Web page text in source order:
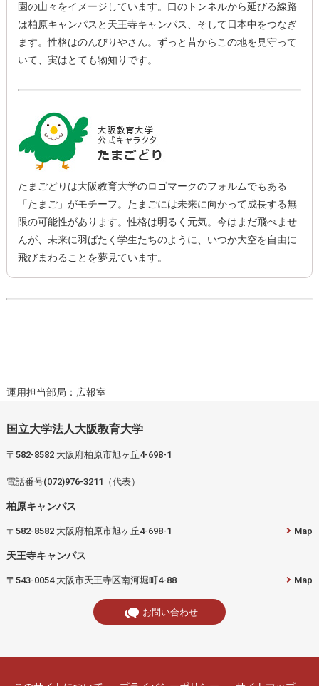
園の山々をイメージしています。口のトンネルから延びる線路
は柏原キャンパスと天王寺キャンパス、そして日本中をつなぎ
ます。性格はのんびりやさん。ずっと昔からこの地を見守って
いて、実はとても物知りです。
たまごどりは大阪教育大学のロゴマークのフォルムでもある
「たまご」がモチーフ。たまごには未来に向かって成長する無
限の可能性があります。性格は明るく元気。今はまだ飛べませ
んが、未来に羽ばたく学生たちのように、いつか大空を自由に
飛びまわることを夢見ています。
運用担当部局：広報室
国立大学法人大阪教育大学
〒582-8582 大阪府柏原市旭ヶ丘4-698-1
電話番号(072)976-3211（代表）
柏原キャンパス
〒582-8582 大阪府柏原市旭ヶ丘4-698-1 Map
天王寺キャンパス
〒543-0054 大阪市天王寺区南河堀町4-88 Map
お問い合わせ